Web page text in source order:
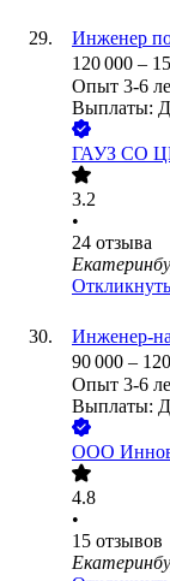
Инженер по
120 000 –
Опыт 3-6
Выплаты:
ГАУЗ СО
3.2
•
24 отзыва
Инженер-
90 000 –
Опыт 3-6
Выплаты:
ООО
4.8
•
15 отзывов